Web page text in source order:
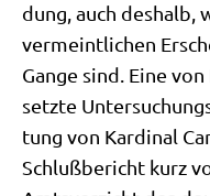
dung, auch des­halb,
ver­meint­li­chen
Gan­ge sind. Eine
setz­te
tung von Kar­di­nal
Schluß­be­richt kurz